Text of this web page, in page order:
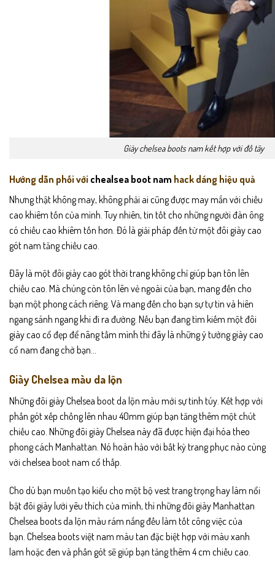
Giày chelsea boots nam kết hợp với đồ tây
Hướng dẫn phối với chealsea boot nam hack dáng hiệu quả
Nhưng thật không may, không phải ai cũng được may mắn với chiều
cao khiêm tốn của mình. Tuy nhiên, tin tốt cho những người đàn ông
có chiều cao khiêm tốn hơn. Đó là giải pháp đến từ một đôi giày cao
gót nam tăng chiều cao.
Đây là một đôi giày cao gót thời trang không chỉ giúp bạn tôn lên
chiều cao. Mà chúng còn tôn lên vẻ ngoài của bạn, mang đến cho
bạn một phong cách riêng. Và mang đến cho bạn sự tự tin và hiên
ngang sánh ngang khi đi ra đường. Nếu bạn đang tìm kiếm một đôi
giày cao cổ đẹp để nâng tầm mình thì đây là những ý tưởng giày cao
cổ nam đang chờ bạn…
Giày Chelsea màu da lộn
Những đôi giày Chelsea boot da lộn màu mới sự tinh túy. Kết hợp với
phần gót xếp chồng lên nhau 40mm giúp bạn tăng thêm một chút
chiều cao. Những đôi giày Chelsea này đã được hiện đại hóa theo
phong cách Manhattan. Nó hoàn hảo với bất kỳ trang phục nào cùng
với chelsea boot nam cổ thấp.
Cho dù bạn muốn tạo kiểu cho một bộ vest trang trọng hay làm nổi
bật đôi giày lười yêu thích của mình, thì những đôi giày Manhattan
Chelsea boots da lộn màu rám nắng đều làm tốt công việc của
bạn. Chelsea boots việt nam màu tan đặc biệt hợp với màu xanh
lam hoặc đen và phần gót sẽ giúp bạn tăng thêm 4 cm chiều cao.